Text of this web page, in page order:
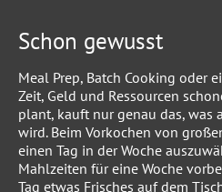
Schon gewusst
Meal Prep, Batch Cooking oder
Zeit, Geld und Ressourcen
plant, kauft nur genau das, was
wird. Beim Vorkochen von
einen Tag in der Woche
Mahlzeiten für eine Woche
Tag etwas Frisches auf dem